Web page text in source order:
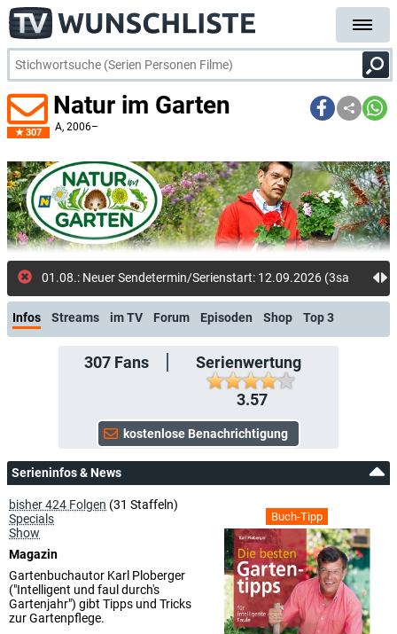
307
Natur im Garten
A, 2006–
01.08.: Neuer Sendetermin/Serienstart: 12.09.2026 (3sat)
Infos Streams im TV Forum Episoden Shop Top 3
307Fans
Serienwertung
3.57
Serieninfos & News
Buch-Tipp
bisher 424 Folgen (31 Staffeln)
Specials
Show
Magazin
Gartenbuchautor Karl Ploberger
("Intelligent und faul durch's
Gartenjahr") gibt Tipps und Tricks
zur Gartenpflege.